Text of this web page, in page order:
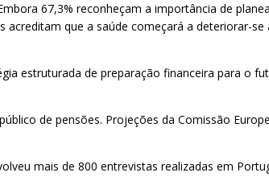
67,3% reconheçam a importância de
que a saúde começará a deteriorar-
estruturada de preparação financeira para o
de pensões. Projeções da Comissão
mais de 800 entrevistas realizadas em